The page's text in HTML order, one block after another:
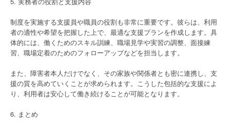
制度を実施する支援員や職員の役割も非常に重要です。彼らは、利用
者の適性や希望を把握した上で、最適な支援プランを作成します。具
体的には、働くためのスキル訓練、職場見学や実習の調整、面接練
習、職場定着のためのフォローアップなどを担当します。
また、障害者本人だけでなく、その家族や関係者とも密に連携し、支
援の質を高めていくことが求められます。こうした包括的な支援によ
り、利用者は安心して働き続けることが可能となります。
6. まとめ